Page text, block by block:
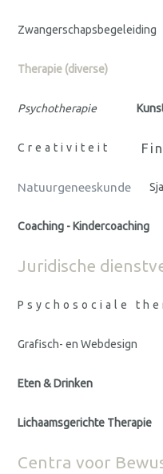
Zwangerschapsbegeleiding
Therapie (diverse)
Psychotherapie
Creativiteit
Natuurgeneeskunde
Coaching - Kindercoaching
Juridische
Psychosociale
Grafisch- en Webdesign
Eten & Drinken
Lichaamsgerichte Therapie
Centra voor